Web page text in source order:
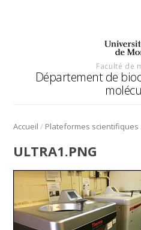
Faculté de
Département de
Accueil /
ULTRA1.PNG